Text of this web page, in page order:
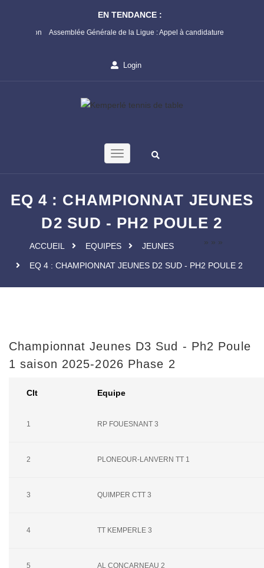
EN TENDANCE :
Assemblée Générale de la Ligue : Appel à candidature
Login
EQ 4 : CHAMPIONNAT JEUNES
D2 SUD - PH2 POULE 2
ACCUEIL »
EQUIPES »
JEUNES »
EQ 4 : CHAMPIONNAT JEUNES D2 SUD - PH2 POULE 2
Championnat Jeunes D3 Sud - Ph2 Poule
1 saison 2025-2026 Phase 2
Clt Equipe
1 RP FOUESNANT 3
2 PLONEOUR-LANVERN TT 1
3 QUIMPER CTT 3
4 TT KEMPERLE 3
5 AL CONCARNEAU 2